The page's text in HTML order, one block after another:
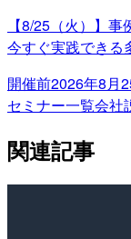
【8/25（火）】
今すぐ実践できる
開催前2026年8月
セミナー一覧会社
関連記事